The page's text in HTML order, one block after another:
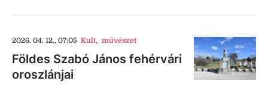
2026. 04. 12., 07:05 Kult, művészet
Földes Szabó János fehérvári
oroszlánjai